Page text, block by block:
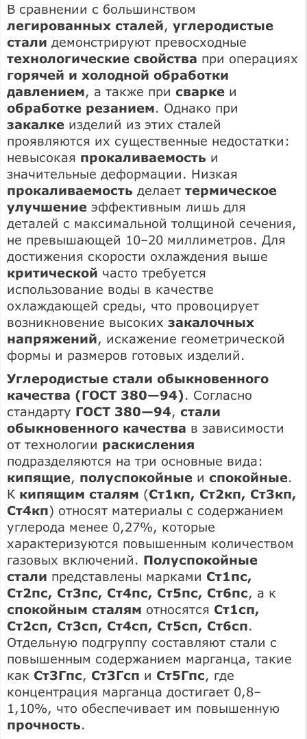
В сравнении с большинством
легированных сталей, углеродистые
стали демонстрируют превосходные
технологические свойства при операциях
горячей и холодной обработки
давлением, а также при сварке и
обработке резанием. Однако при
закалке изделий из этих сталей
проявляются их существенные недостатки:
невысокая прокаливаемость и
значительные деформации. Низкая
прокаливаемость делает термическое
улучшение эффективным лишь для
деталей с максимальной толщиной сечения,
не превышающей 10–20 миллиметров. Для
достижения скорости охлаждения выше
критической часто требуется
использование воды в качестве
охлаждающей среды, что провоцирует
возникновение высоких закалочных
напряжений, искажение геометрической
формы и размеров готовых изделий.
Углеродистые стали обыкновенного
качества (ГОСТ 380—94). Согласно
стандарту ГОСТ 380—94, стали
обыкновенного качества в зависимости
от технологии раскисления
подразделяются на три основные вида:
кипящие, полуспокойные и спокойные.
К кипящим сталям (Ст1кп, Ст2кп, Ст3кп,
Ст4кп) относят материалы с содержанием
углерода менее 0,27%, которые
характеризуются повышенным количеством
газовых включений. Полуспокойные
стали представлены марками Ст1пс,
Ст2пс, Ст3пс, Ст4пс, Ст5пс, Ст6пс, а к
спокойным сталям относятся Ст1сп,
Ст2сп, Ст3сп, Ст4сп, Ст5сп, Ст6сп.
Отдельную подгруппу составляют стали с
повышенным содержанием марганца, такие
как Ст3Гпс, Ст3Гсп и Ст5Гпс, где
концентрация марганца достигает 0,8–
1,10%, что обеспечивает им повышенную
прочность.